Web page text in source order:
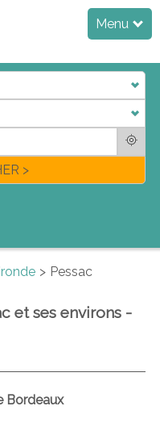
Menu
>
Pessac
et ses environs -
Bordeaux